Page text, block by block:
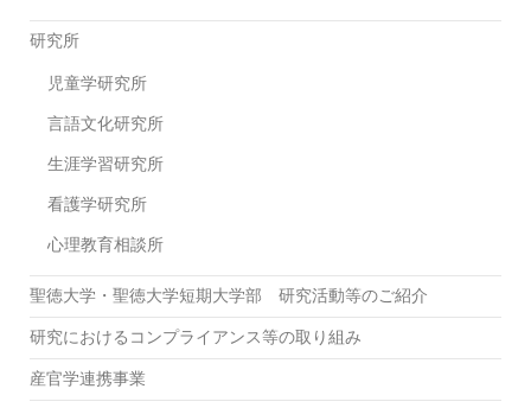
研究所
児童学研究所
言語文化研究所
生涯学習研究所
看護学研究所
心理教育相談所
聖徳大学・聖徳大学短期大学部 研究活動等のご紹介
研究におけるコンプライアンス等の取り組み
産官学連携事業